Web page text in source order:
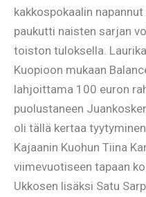
kakkospokaalin
paukutti naisten sarjan
toiston tuloksella.
Kuopioon mukaan
lahjoittama 100 euron
puolustaneen
oli tällä kertaa
Kajaanin Kuohun Tiina
viimevuotiseen tapaan
Ukkosen lisäksi Satu